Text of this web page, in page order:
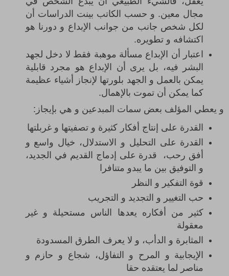
مجال معين. و حسب الكاتب بينت الدراسات أن
لكل شخص جانب من جوانب الإبداع و دورنا هو
اكتشافه و تطويره.
اعتبار أن الإبداع مسألة موهبة فقط لا دخل لجهد
البشر فيه، بل يرى أن الإبداع هو مجرد قابلية
يمكن بالعمل و الجهد بلورتها لإنجاز أشياء عظيمة
كما يمكن أن تموت بالإهمال.
و يعطي المؤلف بعض سمات المبدعين و هي بإيجاز:
القدرة على إنتاج أفكار كثيرة و تصفيتها و غربلتها
القدرة على التحليل و الاستدلال، خيال واسع و
أفق رحب، قدرة على إدماج القديم في الجديد،
و التوفيق بين ما يبدو متنافرا
قوة التفكير و النظر
حب التغيير و التجديد و التجريب
كثير من أفكاره يعدها الناس مستحيلة و غير
معقولة
المثابرة و الدأب، و لا يعرف الطرق المسدودة
الإيجابية و المرح و التفاؤل، شجاع و حازم و
مناصر لما يعتقده حقا